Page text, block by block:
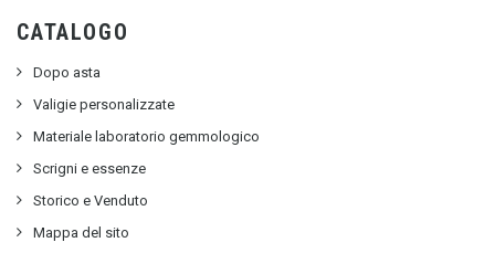
CATALOGO
Dopo asta
Valigie personalizzate
Materiale laboratorio gemmologico
Scrigni e essenze
Storico e Venduto
Mappa del sito